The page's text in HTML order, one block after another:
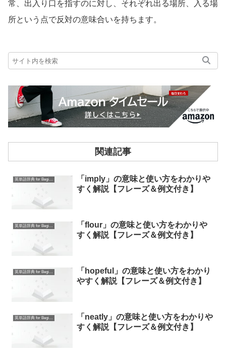
常、出入り口を指すのに対し、それぞれ出る場所、入る場
所という点で反対の意味合いを持ちます。
関連記事
英単語辞典 for Beginners
「imply」の意味と使い方をわかりや
すく解説【フレーズ＆例文付き】
英単語辞典 for Beginners
「flour」の意味と使い方をわかりや
すく解説【フレーズ＆例文付き】
英単語辞典 for Beginners
「hopeful」の意味と使い方をわかり
やすく解説【フレーズ＆例文付き】
英単語辞典 for Beginners
「neatly」の意味と使い方をわかりや
すく解説【フレーズ＆例文付き】